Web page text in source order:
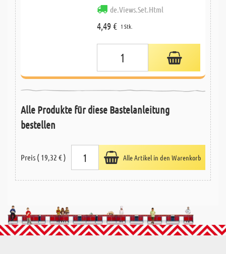
de.Views.Set.Html
4,49 € 1 Stk.
Alle Produkte für diese Bastelanleitung
bestellen
Preis ( 19,32 € ) Alle Artikel in den Warenkorb